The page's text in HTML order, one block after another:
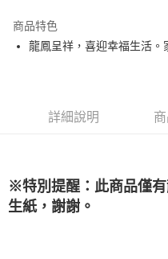
3.實際核准額度、可分期數及費用
4.訂單成立30分鐘內，如未前往確
消。如遇「轉專審核」未通過狀況
2.透過簡訊連結打開帳單後，可選
1.本服務係由「台灣大哥大股份有
用戶於交易時，得透過本服務購
買賣價金債權讓與本公司後，依約
運送方式
付款後全家取貨(訂單門檻
每筆NT$120，滿NT$1,500(含
每筆NT$120，滿NT$1,500(含
宅配
商品特色
龍鳳呈祥，喜迎幸福生活。
詳細說明
※特別提醒：此商品僅有
生紙， 謝謝。